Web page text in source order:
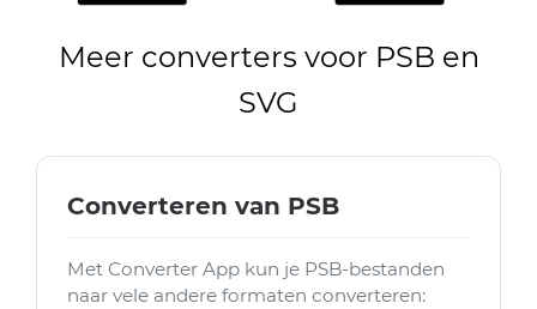
Meer converters voor PSB en
SVG
Converteren van PSB
Met Converter App kun je PSB-bestanden
naar vele andere formaten converteren: